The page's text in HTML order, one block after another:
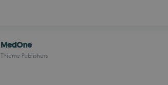
MedOne
Thieme Publishers